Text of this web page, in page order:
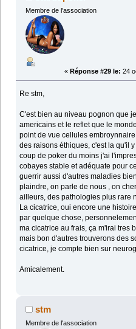
Membre de l'association
« Réponse #29 le: 24
Re stm,
C'est bien au niveau pognon que
americains et le reflet que le
point de vue cellules
des raisons éthiques, c'est la qu'il
coup de poker du moins j'ai
cobayes stable et adéquate pour
guerrir aussi d'autres maladies
plaindre, on parle de nous , on
ailleurs, des pathologies plus rare
La cicatrice, oui encore une
par quelque chose,
ma cicatrice au frais, ça m'irai tres
mais bon d'autres trouverons des
cicatrice, je compte bien sur
Amicalement.
stm
Membre de l'association